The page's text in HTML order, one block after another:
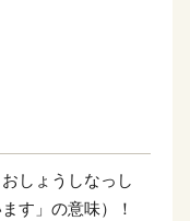
しょうしなっし
す」の意味）！